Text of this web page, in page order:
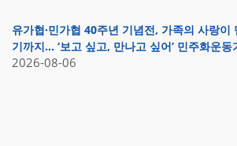
유가협·민가협 40주년 기념전, 가족의 사랑이
기까지… ‘보고 싶고, 만나고 싶어’ 민주화운동
2026-08-06